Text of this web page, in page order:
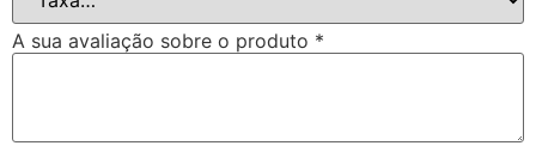
A sua avaliação sobre o produto *